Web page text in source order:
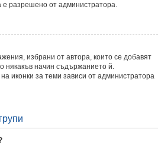
е разрешено от администратора.
избрани от автора, които се добавят
някакъв начин съдържанието й.
иконки за теми зависи от администратора